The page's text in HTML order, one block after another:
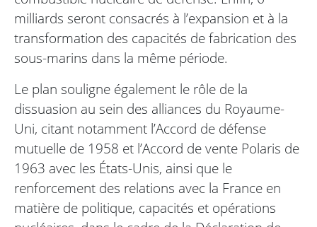
milliards seront consacrés à l’expansion et à la
transformation des capacités de fabrication des
sous-marins dans la même période.
Le plan souligne également le rôle de la
dissuasion au sein des alliances du Royaume-
Uni, citant notamment l’Accord de défense
mutuelle de 1958 et l’Accord de vente Polaris de
1963 avec les États-Unis, ainsi que le
renforcement des relations avec la France en
matière de politique, capacités et opérations